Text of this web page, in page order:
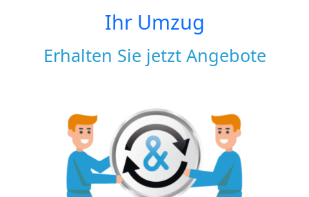
Ihr Umzug
Erhalten Sie jetzt Angebote